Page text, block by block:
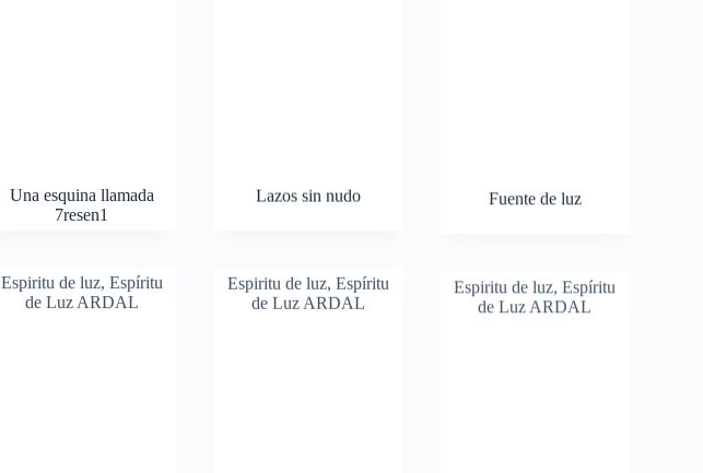
Una esquina llamada
7resen1
Lazos sin nudo Fuente de luz
Espiritu de luz, Espíritu
de Luz ARDAL
Espiritu de luz, Espíritu
de Luz ARDAL
Espiritu de luz ,Espíritu
de Luz ARDAL